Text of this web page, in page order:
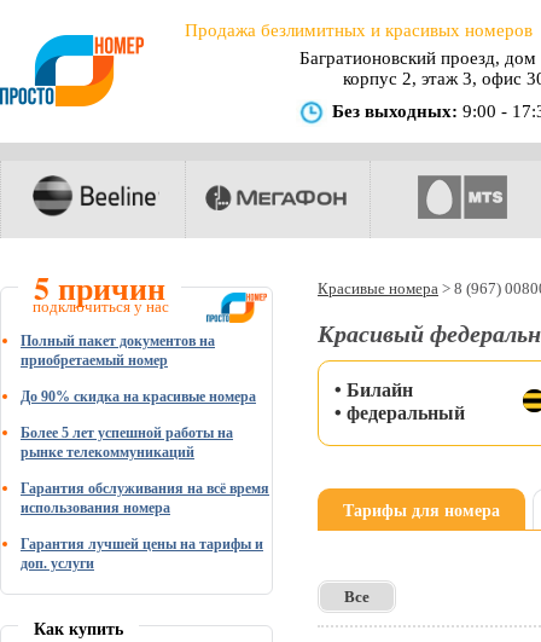
Продажа безлимитных и красивых номеров
Багратионовский проезд, дом
корпус 2, этаж 3, офис
Без выходных: 9:00 -
5 причин
подключиться у нас
Полный пакет документов на
приобретаемый номер
До 90% скидка на красивые номера
Более 5 лет успешной работы на
рынке телекоммуникаций
Гарантия обслуживания на всё время
использования номера
Гарантия лучшей цены на тарифы и
доп. услуги
Как купить
Красивые номера > 8 (967)
Красивый
• Билайн
• федеральный
Тарифы для номера
Все